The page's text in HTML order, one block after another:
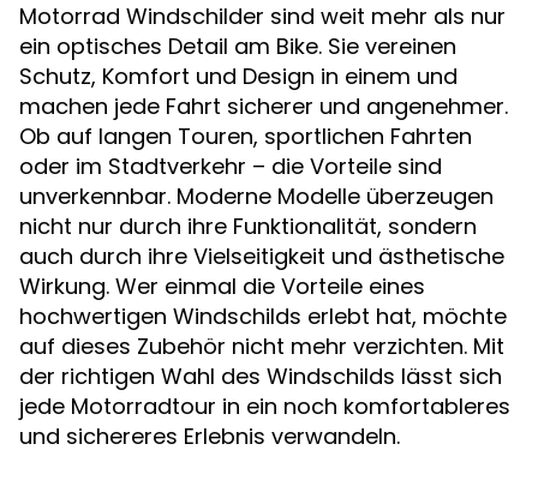
Motorrad Windschilder sind weit mehr als nur
ein optisches Detail am Bike. Sie vereinen
Schutz, Komfort und Design in einem und
machen jede Fahrt sicherer und angenehmer.
Ob auf langen Touren, sportlichen Fahrten
oder im Stadtverkehr – die Vorteile sind
unverkennbar. Moderne Modelle überzeugen
nicht nur durch ihre Funktionalität, sondern
auch durch ihre Vielseitigkeit und ästhetische
Wirkung. Wer einmal die Vorteile eines
hochwertigen Windschilds erlebt hat, möchte
auf dieses Zubehör nicht mehr verzichten. Mit
der richtigen Wahl des Windschilds lässt sich
jede Motorradtour in ein noch komfortableres
und sichereres Erlebnis verwandeln.